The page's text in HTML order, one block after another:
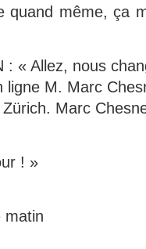
quand même, ça
: « Allez, nous
ligne M. Marc
Marc
! »
matin